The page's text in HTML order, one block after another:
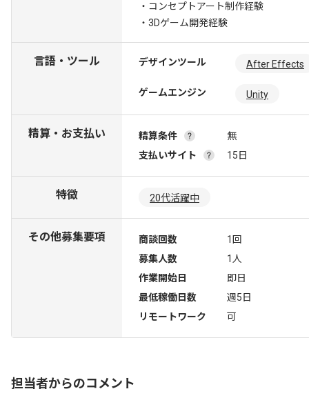
・コンセプトアート制作経験
・3Dゲーム開発経験
言語・ツール デザインツール After Effects
ゲームエンジン Unity
精算・お支払い 精算条件
無
支払いサイト
15日
特徴 20代活躍中
その他募集要項 商談回数
1回
募集人数
1人
作業開始日
即日
最低稼働日数
週5日
リモートワーク
可
担当者からのコメント